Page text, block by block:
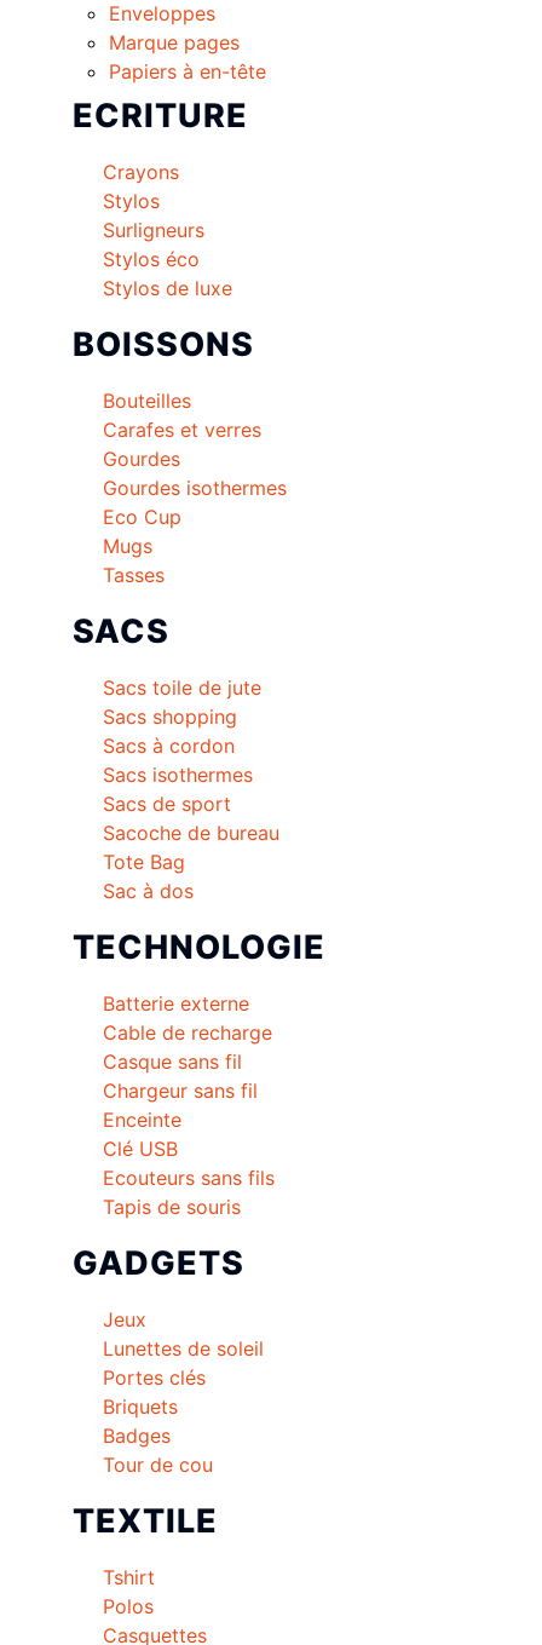
Enveloppes
Marque pages
Papiers à en-tête
ECRITURE
Crayons
Stylos
Surligneurs
Stylos éco
Stylos de luxe
BOISSONS
Bouteilles
Carafes et verres
Gourdes
Gourdes isothermes
Eco Cup
Mugs
Tasses
SACS
Sacs toile de jute
Sacs shopping
Sacs à cordon
Sacs isothermes
Sacs de sport
Sacoche de bureau
Tote Bag
Sac à dos
TECHNOLOGIE
Batterie externe
Cable de recharge
Casque sans fil
Chargeur sans fil
Enceinte
Clé USB
Ecouteurs sans fils
Tapis de souris
GADGETS
Jeux
Lunettes de soleil
Portes clés
Briquets
Badges
Tour de cou
TEXTILE
Tshirt
Polos
Casquettes